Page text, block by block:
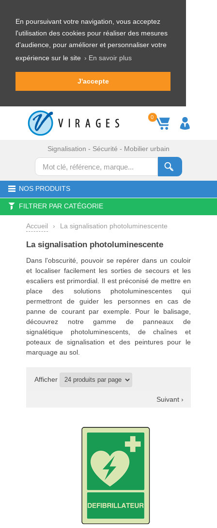
En poursuivant votre navigation, vous acceptez
l'utilisation des cookies pour réaliser des mesures
d'audience, pour améliorer et personnaliser votre
expérience sur le site › En savoir plus
J'accepte
0
Signalisation - Sécurité - Mobilier urbain
NOS PRODUITS
FILTRER PAR CATÉGORIE
Accueil › La signalisation photoluminescente
La signalisation photoluminescente
Dans l'obscurité, pouvoir se repérer dans un couloir
et localiser facilement les sorties de secours et les
escaliers est primordial. Il est préconisé de mettre en
place des solutions photoluminescentes qui
permettront de guider les personnes en cas de
panne de courant par exemple. Pour le balisage,
découvrez notre gamme de panneaux de
signalétique photoluminescents, de chaînes et
poteaux de signalisation et des peintures pour le
marquage au sol.
Afficher
Suivant ›